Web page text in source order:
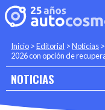
Inicio >Editorial >Noticias >
2026 con opción de
NOTICIAS